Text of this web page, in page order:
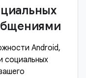
Android,
социальных